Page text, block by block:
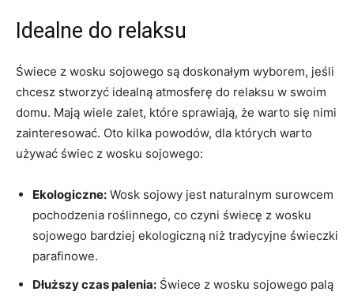
Idealne do ‌relaksu
Świece z ⁢wosku sojowego ⁢są doskonałym⁤ wyborem, jeśli
chcesz stworzyć idealną ⁤atmosferę do relaksu w swoim
domu. Mają wiele zalet, które sprawiają, że warto się nimi
zainteresować. Oto kilka ‍powodów, dla ​których warto
używać świec​ z wosku ⁢sojowego:
Ekologiczne: Wosk ⁤sojowy jest naturalnym surowcem​
pochodzenia roślinnego, co czyni świecę‍ z ⁣wosku
sojowego bardziej ekologiczną niż ⁢tradycyjne świeczki‍
parafinowe.
Dłuższy czas palenia: Świece z wosku sojowego palą